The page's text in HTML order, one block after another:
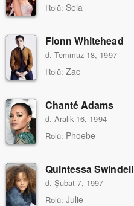
Rolü: Sela
Fionn Whitehead
d. Temmuz 18, 1997
Rolü: Zac
Chanté Adams
d. Aralık 16, 1994
Rolü: Phoebe
Quintessa Swindell
d. Şubat 7, 1997
Rolü: Julie